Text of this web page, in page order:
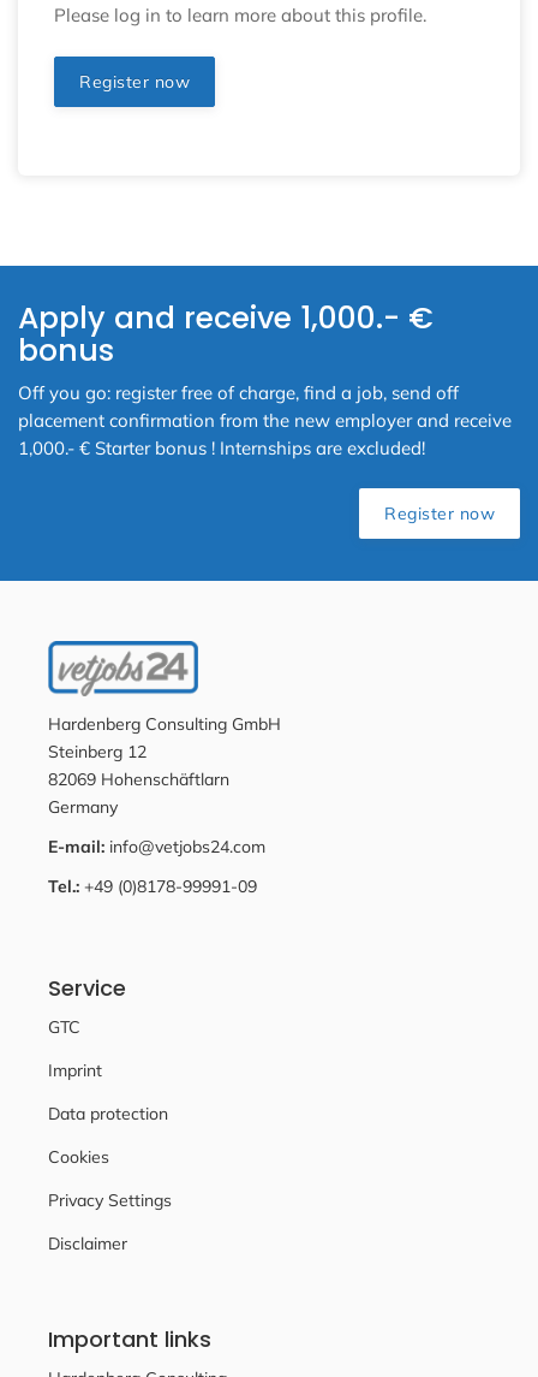
Please log in to learn more about this profile.
Register now
Apply and receive 1,000.- €
bonus
Off you go: register free of charge, find a job, send off
placement confirmation from the new employer and receive
1,000.- € Starter bonus ! Internships are excluded!
Register now
Hardenberg Consulting GmbH
Steinberg 12
82069 Hohenschäftlarn
Germany
E-mail: info@vetjobs24.com
Tel.: +49 (0)8178-99991-09
Service
GTC
Imprint
Data protection
Cookies
Privacy Settings
Disclaimer
Important links